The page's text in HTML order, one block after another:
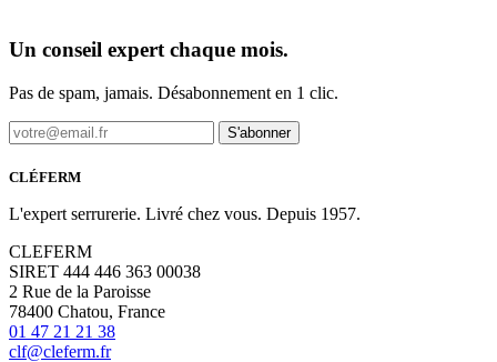
Un conseil expert chaque mois.
Pas de spam, jamais. Désabonnement en 1 clic.
S'abonner
CLÉFERM
L'expert serrurerie. Livré chez vous. Depuis 1957.
CLEFERM
SIRET 444 446 363 00038
2 Rue de la Paroisse
78400 Chatou, France
01 47 21 21 38
clf@cleferm.fr